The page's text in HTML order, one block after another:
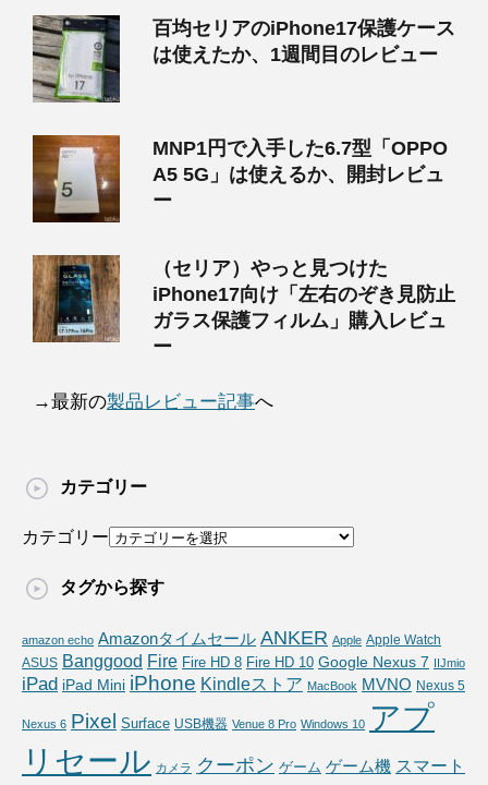
百均セリアのiPhone17保護ケース
は使えたか、1週間目のレビュー
MNP1円で入手した6.7型「OPPO
A5 5G」は使えるか、開封レビュ
ー
（セリア）やっと見つけた
iPhone17向け「左右のぞき見防止
ガラス保護フィルム」購入レビュ
ー
→最新の製品レビュー記事へ
カテゴリー
カテゴリー
タグから探す
amazon echo Amazonタイムセール ANKER Apple Apple Watch
ASUS Banggood Fire Fire HD 8 Fire HD 10 Google Nexus 7 IIJmio
iPad iPad Mini iPhone Kindleストア MacBook MVNO Nexus 5
Nexus 6 Pixel Surface USB機器 Venue 8 Pro Windows 10 アプ
リセール カメラ クーポン ゲーム ゲーム機 スマート